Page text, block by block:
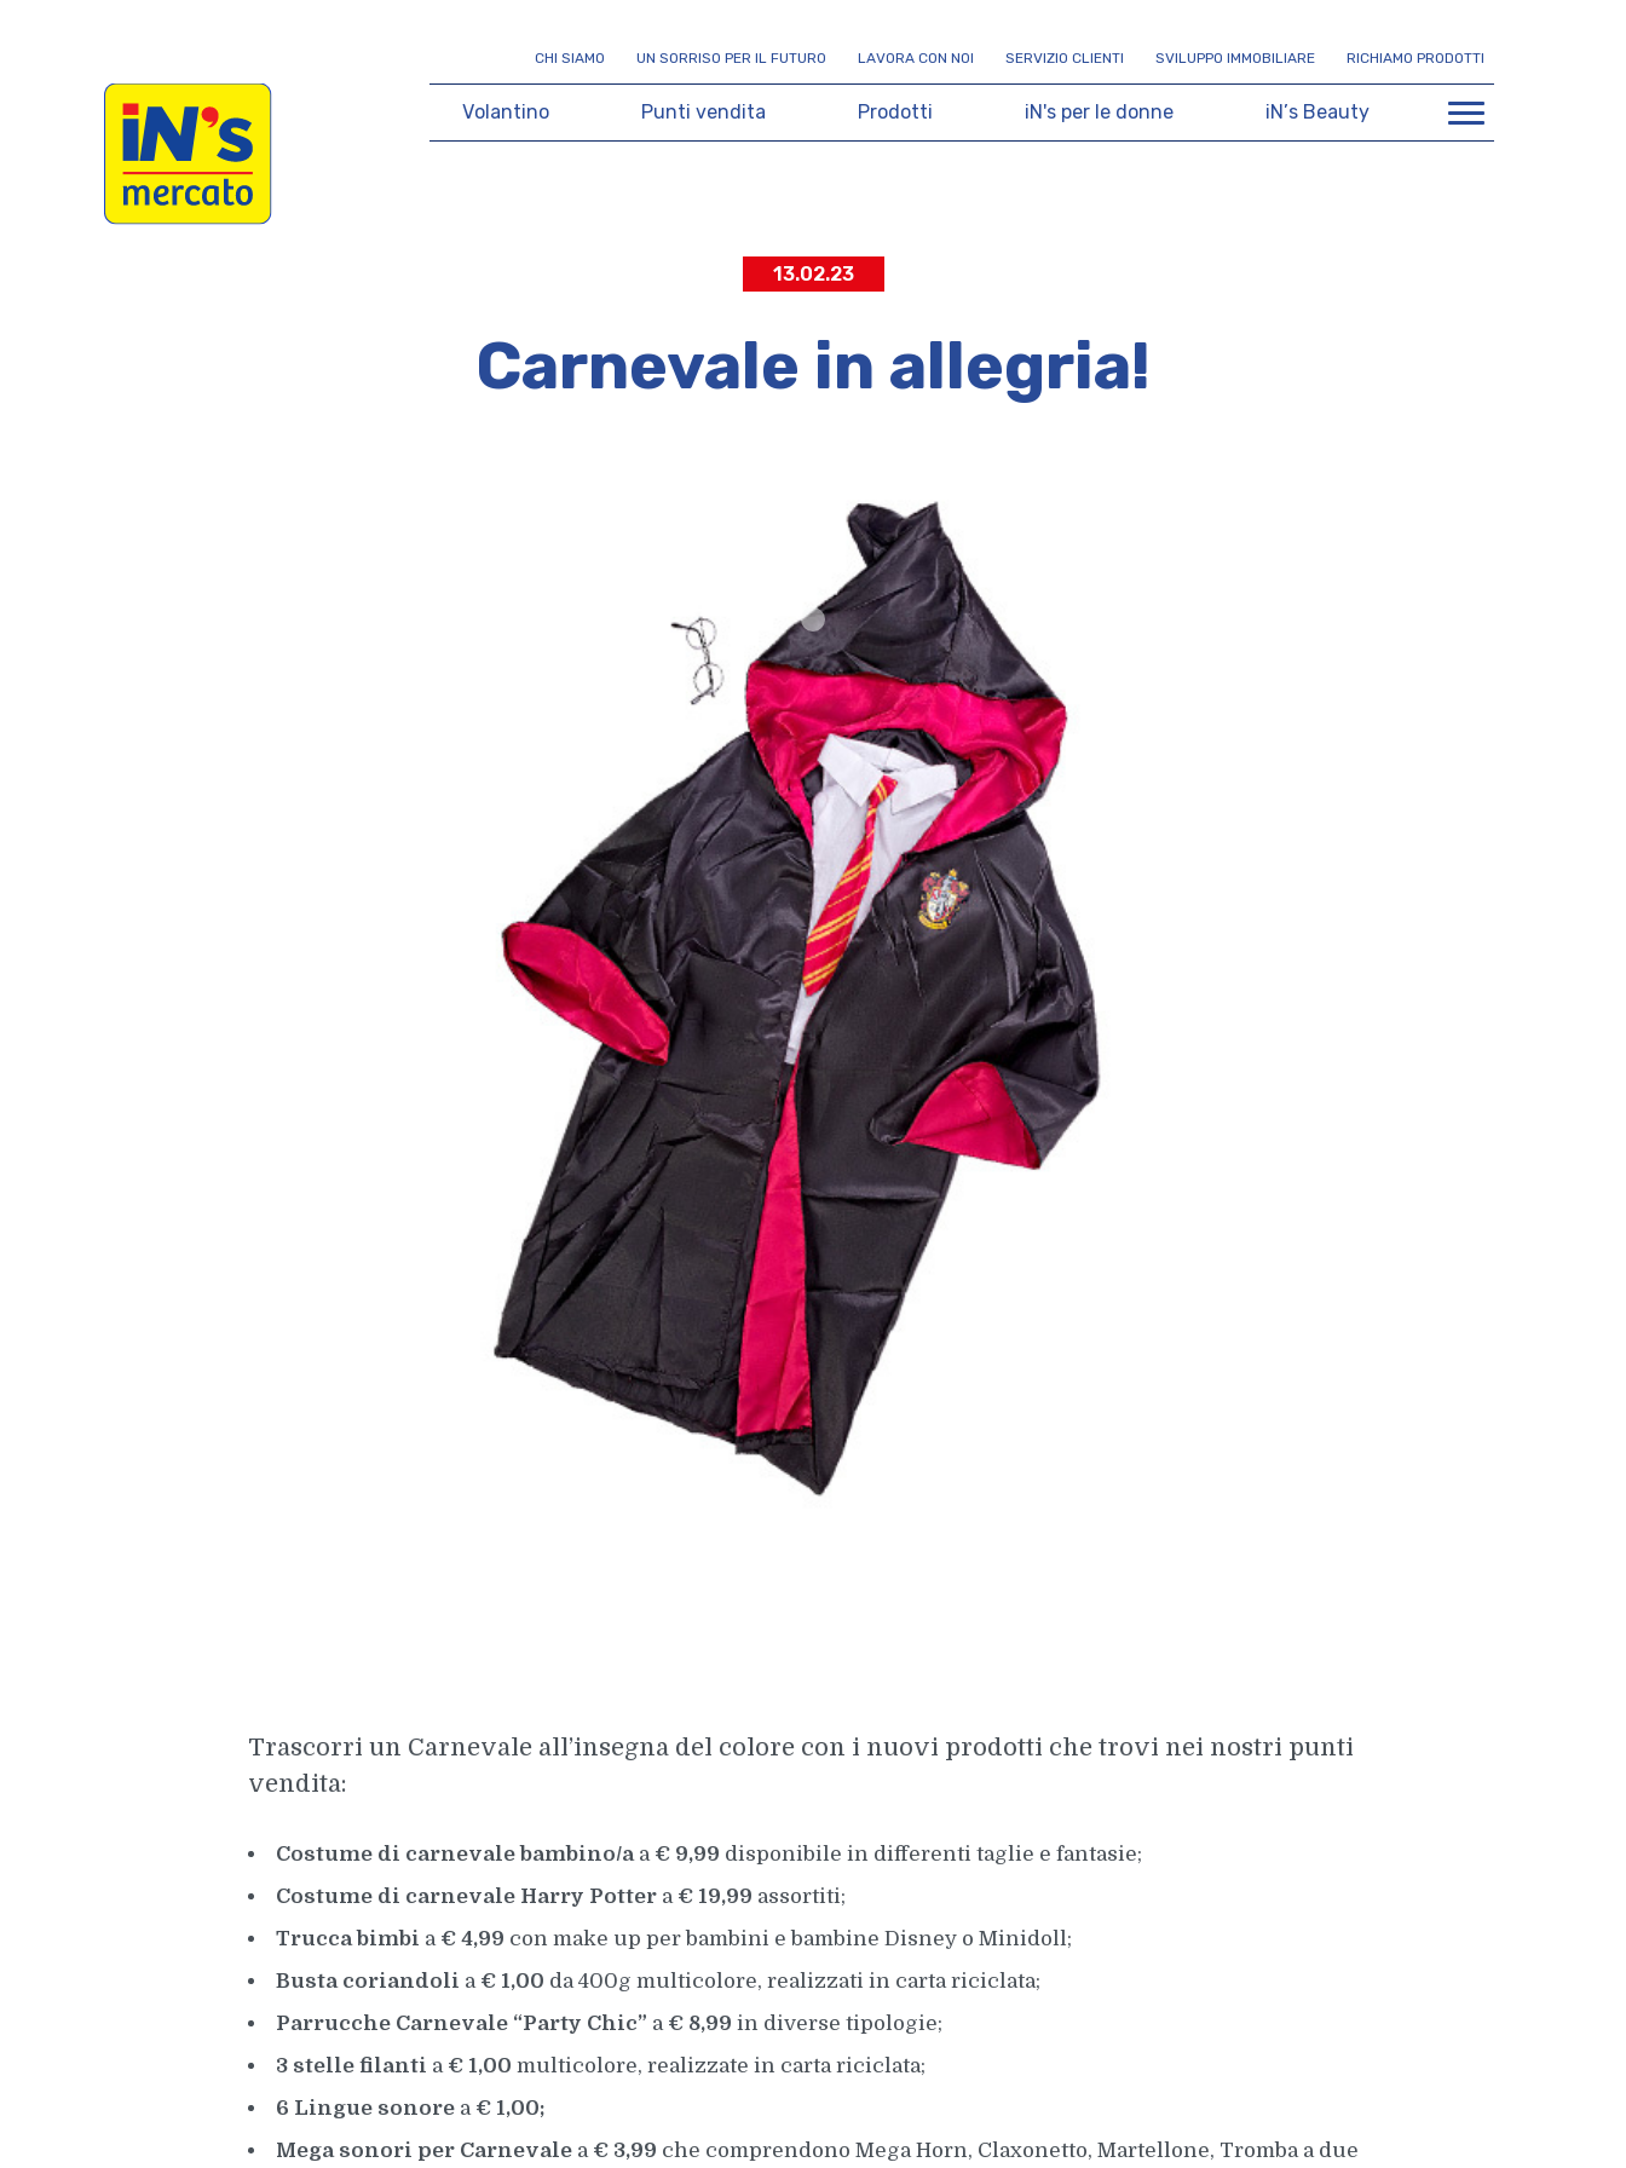
iN's Mercato
CHI SIAMO UN SORRISO PER IL FUTURO LAVORA CON NOI SERVIZIO CLIENTI SVILUPPO IMMOBILIARE RICHIAMO PRODOTTI
Volantino Punti vendita Prodotti iN's per le donne iN’s Beauty
13.02.23
Carnevale in allegria!
Trascorri un Carnevale all’insegna del colore con i nuovi prodotti che trovi nei nostri punti
vendita:
Costume di carnevale bambino/a a€ 9,99 disponibile in differenti taglie e fantasie;
Costume di carnevale Harry Potter a€ 19,99 assortiti;
Trucca bimbi a€ 4,99 con make up per bambini e bambine Disney o Minidoll;
Busta coriandoli a€ 1,00 da 400g multicolore, realizzati in carta riciclata;
Parrucche Carnevale “Party Chic” a€ 8,99 in diverse tipologie;
3 stelle filanti a€ 1,00 multicolore, realizzate in carta riciclata;
6 Lingue sonore a€ 1,00;
Mega sonori per Carnevale a€ 3,99 che comprendono Mega Horn, Claxonetto, Martellone, Tromba a due